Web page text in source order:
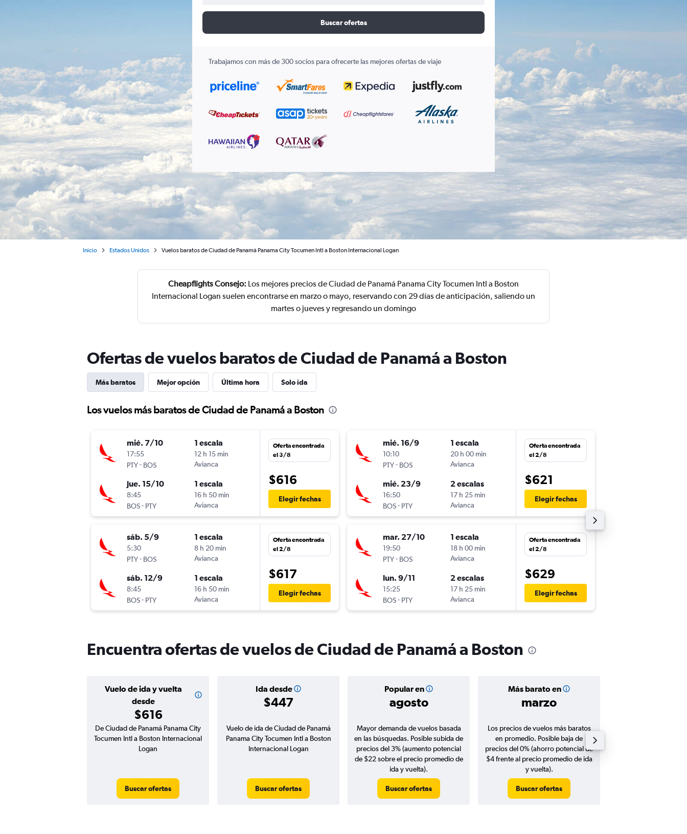
Buscar ofertas
Trabajamos con más de 300 socios para ofrecerte las mejores ofertas de viaje
Inicio Estados Unidos Vuelos baratos de Ciudad de Panamá Panama City Tocumen Intl a Boston Internacional Logan
Cheapflights Consejo: Los mejores precios de Ciudad de Panamá Panama City Tocumen Intl a Boston
Internacional Logan suelen encontrarse en marzo o mayo, reservando con 29 días de anticipación, saliendo un
martes o jueves y regresando un domingo
Ofertas de vuelos baratos de Ciudad de Panamá a Boston
Más baratos Mejor opción Última hora Solo ida
Los vuelos más baratos de Ciudad de Panamá a Boston
mié. 7/10
17:55
PTY- BOS
1 escala
12 h 15 min
Avianca
jue. 15/10
8:45
BOS- PTY
1 escala
16 h 50 min
Avianca
Oferta encontrada
el 3/8
$616
Elegir fechas
sáb. 5/9
5:30
PTY- BOS
1 escala
8 h 20 min
Avianca
sáb. 12/9
8:45
BOS- PTY
1 escala
16 h 50 min
Avianca
Oferta encontrada
el 2/8
$617
Elegir fechas
mié. 16/9
10:10
PTY- BOS
1 escala
20 h 00 min
Avianca
mié. 23/9
16:50
BOS- PTY
2 escalas
17 h 25 min
Avianca
Oferta encontrada
el 2/8
$621
Elegir fechas
mar. 27/10
19:50
PTY- BOS
1 escala
18 h 00 min
Avianca
lun. 9/11
15:25
BOS- PTY
2 escalas
17 h 25 min
Avianca
Oferta encontrada
el 2/8
$629
Elegir fechas
Encuentra ofertas de vuelos de Ciudad de Panamá a Boston
Vuelo de ida y vuelta
desde
$616
Ida desde
$447
Popular en
agosto
Más barato en
marzo
De Ciudad de Panamá Panama City
Tocumen Intl a Boston Internacional
Logan
Buscar ofertas
Vuelo de ida de Ciudad de Panamá
Panama City Tocumen Intl a Boston
Internacional Logan
Buscar ofertas
Mayor demanda de vuelos basada
en las búsquedas. Posible subida de
precios del 3% (aumento potencial
de $22 sobre el precio promedio de
ida y vuelta).
Buscar ofertas
Los precios de vuelos más baratos
en promedio. Posible baja de
precios del 0% (ahorro potencial de
$4 frente al precio promedio de ida
y vuelta).
Buscar ofertas